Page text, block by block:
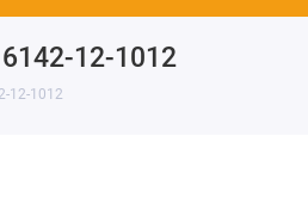
6142-12-1012
12-1012